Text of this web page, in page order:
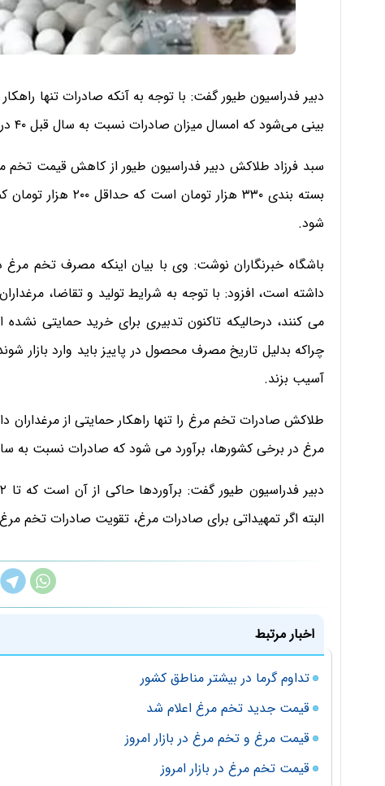
دبیر فدراسیون طیور گفت: با توجه به آنکه صادرات تنها
بینی می‌شود که امسال میزان صادرات نسبت به سال قبل ۴۰ درصد کاهش یابد.
سبد فرزاد طلاکش دبیر فدراسیون طیور از کاهش قیمت
بسته بندی ۳۳۰
شود.
باشگاه خبرنگاران نوشت: وی با بیان اینکه مصرف تخم
می کنند، درحالیکه تاکنون تدبیری برای خرید حمایتی
چراکه بدلیل تاریخ مصرف محصول در پاییز باید وارد بازار
آسیب بزند.
طلاکش صادرات تخم مرغ را تنها راهکار حمایتی از
مرغ در برخی کشورها، برآورد می شود که صادرات نسبت به سال قبل حداقل ۴۰
البته اگر تمهیداتی برای صادرات مرغ، تقویت صادرات تخم
اخبار مرتبط
تداوم گرما در بیشتر مناطق کشور
قیمت جدید تخم مرغ اعلام شد
قیمت مرغ و تخم مرغ در بازار امروز
قیمت تخم مرغ در بازار امروز